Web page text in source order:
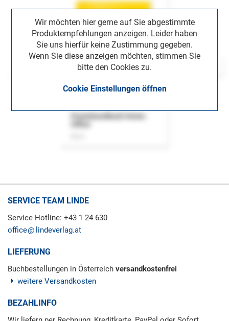
Wir möchten hier gerne auf Sie abgestimmte
Produktempfehlungen anzeigen. Leider haben
Sie uns hierfür keine Zustimmung gegeben.
Wenn Sie diese anzeigen möchten, stimmen Sie
bitte den Cookies zu.
Cookie Einstellungen öffnen
Praxishandbuch Home-
SERVICE TEAM LINDE
Service Hotline: +43 1 24 630
office
lindeverlag.at
LIEFERUNG
Buchbestellungen in Österreich versandkostenfrei
weitere Versandkosten
BEZAHLINFO